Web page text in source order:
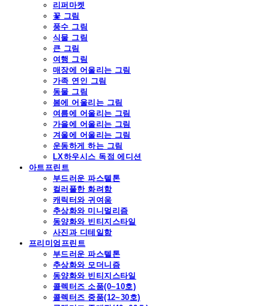
리퍼마켓
꽃 그림
풍수 그림
식물 그림
큰 그림
여행 그림
매장에 어울리는 그림
가족 연인 그림
동물 그림
봄에 어울리는 그림
여름에 어울리는 그림
가을에 어울리는 그림
겨울에 어울리는 그림
운동하게 하는 그림
LX하우시스 독점 에디션
아트프린트
부드러운 파스텔톤
컬러풀한 화려함
캐릭터와 귀여움
추상화와 미니멀리즘
동양화와 빈티지스타일
사진과 디테일함
프리미엄프린트
부드러운 파스텔톤
추상화와 모더니즘
동양화와 빈티지스타일
콜렉터즈 소품(0~10호)
콜렉터즈 중품(12~30호)